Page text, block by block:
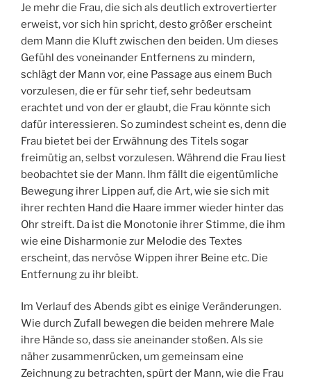
Je mehr die Frau, die sich als deutlich extrovertierter
erweist, vor sich hin spricht, desto größer erscheint
dem Mann die Kluft zwischen den beiden. Um dieses
Gefühl des voneinander Entfernens zu mindern,
schlägt der Mann vor, eine Passage aus einem Buch
vorzulesen, die er für sehr tief, sehr bedeutsam
erachtet und von der er glaubt, die Frau könnte sich
dafür interessieren. So zumindest scheint es, denn die
Frau bietet bei der Erwähnung des Titels sogar
freimütig an, selbst vorzulesen. Während die Frau liest
beobachtet sie der Mann. Ihm fällt die eigentümliche
Bewegung ihrer Lippen auf, die Art, wie sie sich mit
ihrer rechten Hand die Haare immer wieder hinter das
Ohr streift. Da ist die Monotonie ihrer Stimme, die ihm
wie eine Disharmonie zur Melodie des Textes
erscheint, das nervöse Wippen ihrer Beine etc. Die
Entfernung zu ihr bleibt.
Im Verlauf des Abends gibt es einige Veränderungen.
Wie durch Zufall bewegen die beiden mehrere Male
ihre Hände so, dass sie aneinander stoßen. Als sie
näher zusammenrücken, um gemeinsam eine
Zeichnung zu betrachten, spürt der Mann, wie die Frau